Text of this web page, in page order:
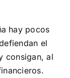
hay pocos
el
consigan, al